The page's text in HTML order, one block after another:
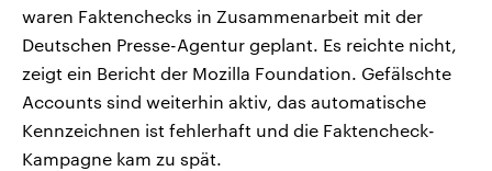
waren Faktenchecks in Zusammenarbeit mit der
Deutschen Presse-Agentur geplant. Es reichte nicht,
zeigt ein Bericht der Mozilla Foundation. Gefälschte
Accounts sind weiterhin aktiv, das automatische
Kennzeichnen ist fehlerhaft und die Faktencheck-
Kampagne kam zu spät.